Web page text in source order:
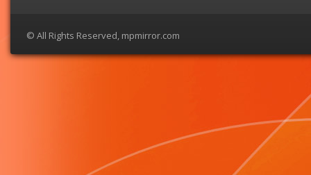
© All Rights Reserved, mpmirror.com